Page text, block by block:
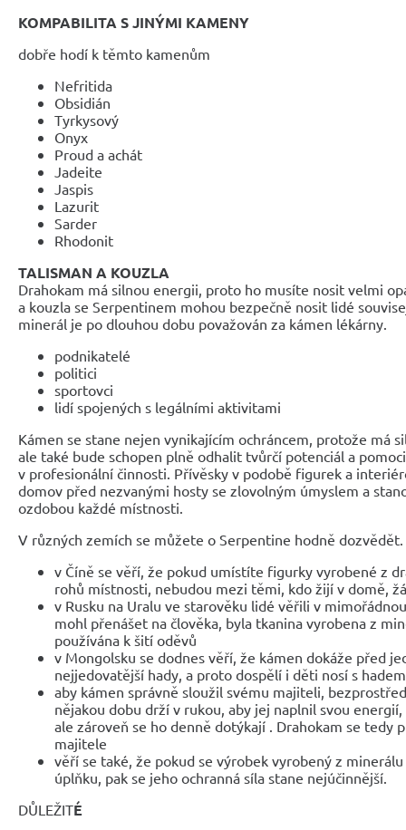
KOMPABILITA S JINÝMI KAMENY
dobře hodí k těmto kamenům
Nefritida
Obsidián
Tyrkysový
Onyx
Proud a achát
Jadeite
Jaspis
Lazurit
Sarder
Rhodonit
TALISMAN A KOUZLA
Drahokam má silnou energii, proto ho musíte nosit velmi
a kouzla se Serpentinem mohou bezpečně nosit lidé
minerál je po dlouhou dobu považován za kámen lékárny.
podnikatelé
politici
sportovci
lidí spojených s legálními aktivitami
Kámen se stane nejen vynikajícím ochráncem, protože má
ale také bude schopen plně odhalit tvůrčí potenciál a
v profesionální činnosti. Přívěsky v podobě figurek a
domov před nezvanými hosty se zlovolným úmyslem a
ozdobou každé místnosti.
V různých zemích se můžete o Serpentine hodně dozvědět.
v Číně se věří, že pokud umístíte figurky vyrobené z
rohů místnosti, nebudou mezi těmi, kdo žijí v domě,
v Rusku na Uralu ve starověku lidé věřili v
mohl přenášet na člověka, byla tkanina vyrobena z
používána k šití oděvů
v Mongolsku se dodnes věří, že kámen dokáže před
nejjedovatější hady, a proto dospělí i děti nosí s
aby kámen správně sloužil svému majiteli,
nějakou dobu drží v rukou, aby jej naplnil svou
ale zároveň se ho denně dotýkají . Drahokam se tedy
majitele
věří se také, že pokud se výrobek vyrobený z
úplňku, pak se jeho ochranná síla stane nejúčinnější.
DŮLEŽITÉ